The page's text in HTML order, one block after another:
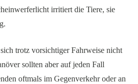
irritiert die Tiere, sie
trotz vorsichtiger Fahrweise nicht
sollten aber auf jeden Fall
oftmals im Gegenverkehr oder an